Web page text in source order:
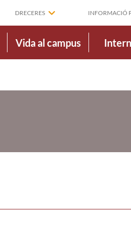
DRECERES INFORMACIÓ
Vida al campus